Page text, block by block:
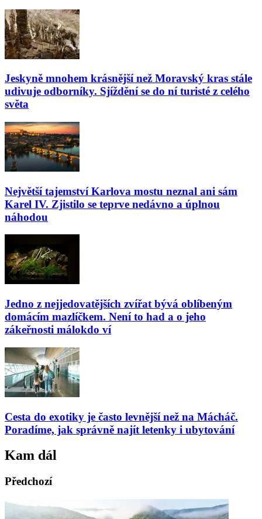
Jeskyně mnohem krásnější než Moravský kras stále
udivuje odborníky. Sjíždění se do ní turisté z celého
světa
Největší tajemství Karlova mostu neznal ani sám
Karel IV. Zjistilo se teprve nedávno a úplnou
náhodou
Jedno z nejjedovatějších zvířat bývá oblíbeným
domácím mazlíčkem. Není to had a o jeho
zákeřnosti málokdo ví
Cesta do exotiky je často levnější než na Mácháč.
Poradíme, jak správně najít letenky i ubytování
Kam dál
Předchozí